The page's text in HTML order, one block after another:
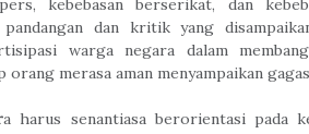
pandangan dan kritik yang
warga negara dalam
merasa aman menyampaikan
a harus senantiasa berorientasi pada